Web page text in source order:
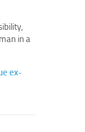
in a
ex-